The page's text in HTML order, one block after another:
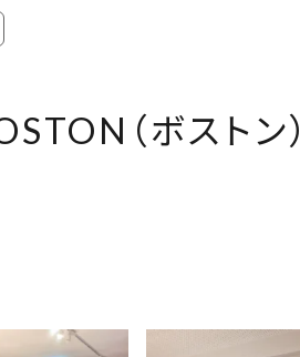
ンドピアノ
レクション
YAMAHA
C.BECHSTEIN
（ボストン）